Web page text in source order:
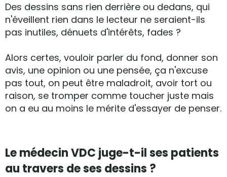
Des dessins sans rien derrière ou dedans, qui
n'éveillent rien dans le lecteur ne seraient-ils
pas inutiles, dénuets d'intérêts, fades ?
Alors certes, vouloir parler du fond, donner son
avis, une opinion ou une pensée, ça n'excuse
pas tout, on peut être maladroit, avoir tort ou
raison, se tromper comme toucher juste mais
on a eu au moins le mérite d'essayer de penser.
Le médecin VDC juge-t-il ses patients
au travers de ses dessins ?